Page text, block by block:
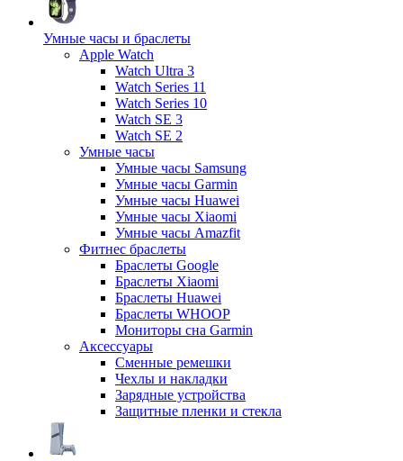
Умные часы и браслеты
Apple Watch
Watch Ultra 3
Watch Series 11
Watch Series 10
Watch SE 3
Watch SE 2
Умные часы
Умные часы Samsung
Умные часы Garmin
Умные часы Huawei
Умные часы Xiaomi
Умные часы Amazfit
Фитнес браслеты
Браслеты Google
Браслеты Xiaomi
Браслеты Huawei
Браслеты WHOOP
Мониторы сна Garmin
Аксессуары
Сменные ремешки
Чехлы и накладки
Зарядные устройства
Защитные пленки и стекла